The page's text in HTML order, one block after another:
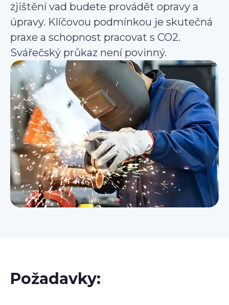
zjištění vad budete provádět opravy a
úpravy. Klíčovou podmínkou je skutečná
praxe a schopnost pracovat s CO2.
Svářečský průkaz není povinný.
Požadavky: